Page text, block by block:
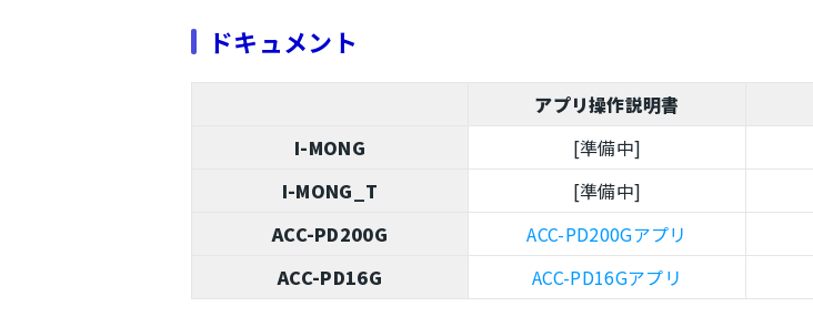
ドキュメント
アプリ操作説明書
I-MONG
[準備中]
I-MONG_T
[準備中]
ACC-PD200G
ACC-PD200Gアプリ
ACC-PD16G
ACC-PD16Gアプリ